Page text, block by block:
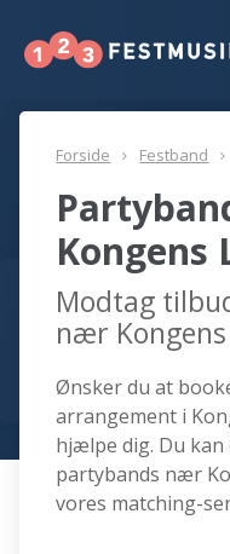
Forside Festband
Kongens
Modtag
nær
Ønsker du at
arrangement i
hjælpe dig. Du
partybands nær
vores matching-